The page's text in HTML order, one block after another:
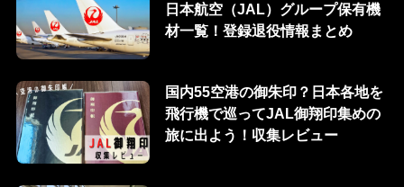
日本航空（JAL）グループ保有機
材一覧！登録退役情報まとめ
国内55空港の御朱印？日本各地を
飛行機で巡ってJAL御翔印集めの
旅に出よう！収集レビュー